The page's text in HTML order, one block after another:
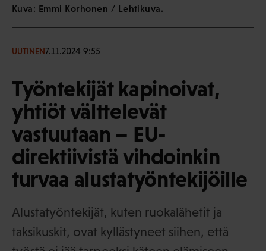
Kuva: Emmi Korhonen / Lehtikuva.
UUTINEN7.11.2024 9:55
Työntekijät kapinoivat,
yhtiöt välttelevät
vastuutaan – EU-
direktiivistä vihdoinkin
turvaa alustatyöntekijöille
Alustatyöntekijät, kuten ruokalähetit ja
taksikuskit, ovat kyllästyneet siihen, että